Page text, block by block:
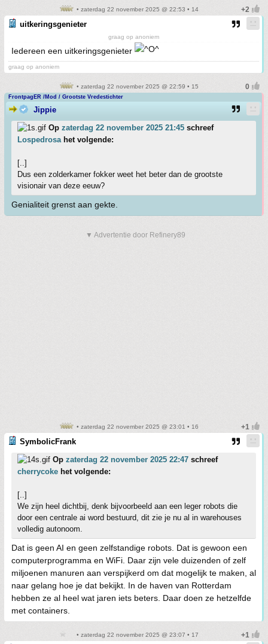
• zaterdag 22 november 2025 @ 22:53 • 14
uitkeringsgenieter
graag op anoniem
Iedereen een uitkeringsgenieter
graag op anoniem
• zaterdag 22 november 2025 @ 22:59 • 15
FrontpagER /Mod / Grootste Vredestichter
Jippie
Op zaterdag 22 november 2025 21:45 schreef
Lospedrosahet volgende:
[..]
Dus een zolderkamer fokker weet het beter dan de grootste
visionair van deze eeuw?
Genialiteit grenst aan gekte.
▼ Advertentie door Refinery89
• zaterdag 22 november 2025 @ 23:01 • 16
SymbolicFrank
Op zaterdag 22 november 2025 22:47 schreef
cherrycoke het volgende:
[..]
We zijn heel dichtbij, denk bijvoorbeeld aan een leger robots die
door een centrale ai word bestuurd, dit zie je nu al in warehouses
volledig autonoom.
Dat is geen AI en geen zelfstandige robots. Dat is gewoon een
computerprogramma en WiFi. Daar zijn vele duizenden of zelf
miljoenen manuren aan verspijkerd om dat mogelijk te maken, al
naar gelang hoe je dat bekijkt. In de haven van Rotterdam
hebben ze al heel wat jaren iets beters. Daar doen ze hetzelfde
met containers.
• zaterdag 22 november 2025 @ 23:07 • 17